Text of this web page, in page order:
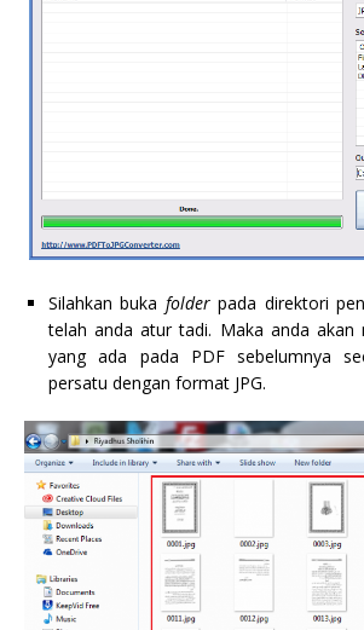
Silahkan buka folderpada direktori
telah anda atur tadi. Maka anda akan
yang ada pada PDF sebelumnya
persatu dengan format JPG.